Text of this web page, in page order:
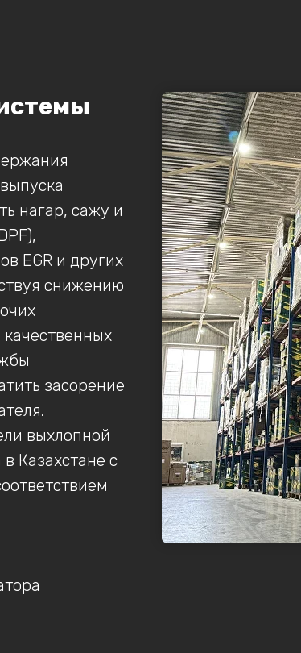
нагар, сажу и
EGR и других
снижению
качественных
засорение
выхлопной
Казахстане с